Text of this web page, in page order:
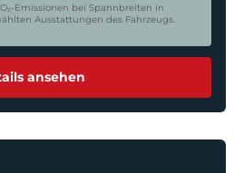
Emissionen bei Spannbreiten in
Ausstattungen des Fahrzeugs.
ansehen